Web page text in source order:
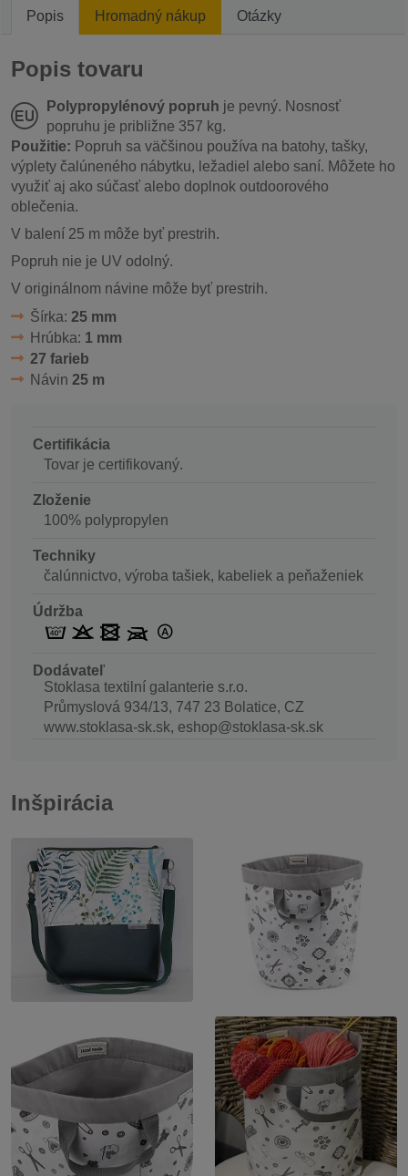
Popis Hromadný nákup Otázky
Popis tovaru
Polypropylénový popruh je pevný. Nosnosť
popruhu je približne 357 kg.
Použitie: Popruh sa väčšinou používa na batohy, tašky,
výplety čalúneného nábytku, ležadiel alebo saní. Môžete ho
využiť aj ako súčasť alebo doplnok outdoorového
oblečenia.
V balení 25 m môže byť prestrih.
Popruh nie je UV odolný.
V originálnom návine môže byť prestrih.
Šírka: 25 mm
Hrúbka: 1 mm
27 farieb
Návin 25 m
Certifikácia
Tovar je certifikovaný.
Zloženie
100% polypropylen
Techniky
čalúnnictvo, výroba tašiek, kabeliek a peňaženiek
Údržba
Dodávateľ
Stoklasa textilní galanterie s.r.o.
Průmyslová 934/13, 747 23 Bolatice, CZ
www.stoklasa-sk.sk, eshop@stoklasa-sk.sk
Inšpirácia